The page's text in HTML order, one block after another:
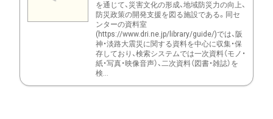
を通じて、災害文化の形成、地域防災力の向上、
防災政策の開発支援を図る施設である。同セ
ンターの資料室
(https://www.dri.ne.jp/library/guide/)では、阪
神・淡路大震災に関する資料を中心に収集・保
存しており、検索システムでは一次資料（モノ・
紙・写真・映像音声）、二次資料（図書・雑誌）を
検...